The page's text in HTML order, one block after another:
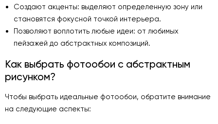
Создают акценты: выделяют определенную зону или
становятся фокусной точкой интерьера.
Позволяют воплотить любые идеи: от любимых
пейзажей до абстрактных композиций.
Как выбрать фотообои с абстрактным
рисунком?
Чтобы выбрать идеальные фотообои, обратите внимание
на следующие аспекты: